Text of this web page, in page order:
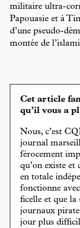
militaire ultra-
Papouasie et à
d’une pseudo-
montée de
Cet article
qu’il vous a
Nous, c’est
journal
férocement
qu’on existe et
en totale
fonctionne
ficelle et que la
journaux
jour plus